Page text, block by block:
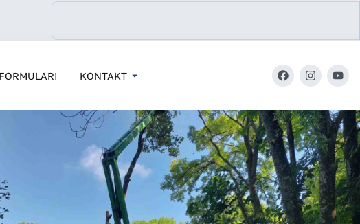
KONTAKT